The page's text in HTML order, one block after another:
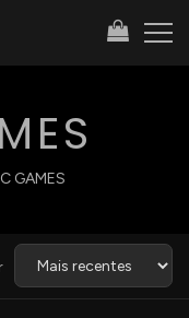
GAMES
Ordenar